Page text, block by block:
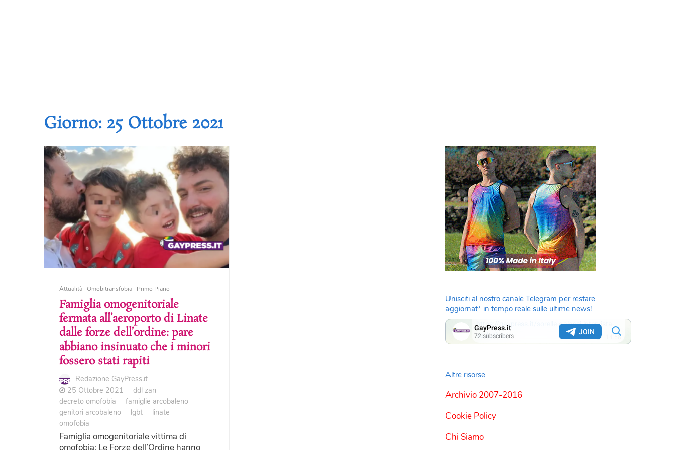
Giorno: 25 Ottobre 2021
Attualità Omobitransfobia Primo Piano
Famiglia omogenitoriale
fermata all’aeroporto di Linate
dalle forze dell’ordine: pare
abbiano insinuato che i minori
fossero stati rapiti
Redazione GayPress.it
25 Ottobre 2021
ddl zan
decreto omofobia
famiglie arcobaleno
genitori arcobaleno
lgbt
linate
omofobia
Famiglia omogenitoriale vittima di
Unisciti al nostro canale Telegram per restare
aggiornat* in tempo reale sulle ultime news!
Altre risorse
Archivio 2007-2016
Cookie Policy
Chi Siamo